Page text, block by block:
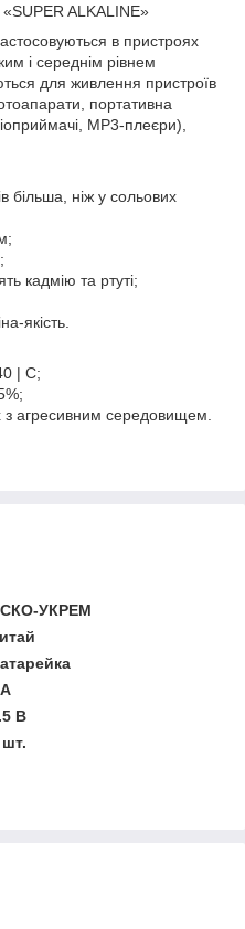
ALKALINE»
в пристроях
і середнім рівнем
для живлення пристроїв
портативна
МР3-плеєри),
більша, ніж у сольових
кадмію та ртуті;
якість.
| С;
з агресивним середовищем.
УКРЕМ
В